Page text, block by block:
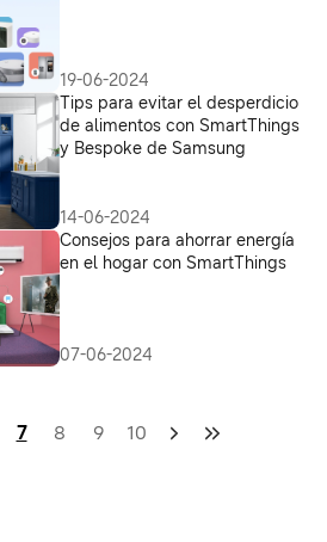
19-06-2024
Tips para evitar el desperdicio
de alimentos con SmartThings
y Bespoke de Samsung
14-06-2024
Consejos para ahorrar energía
en el hogar con SmartThings
07-06-2024
7 8 9 10